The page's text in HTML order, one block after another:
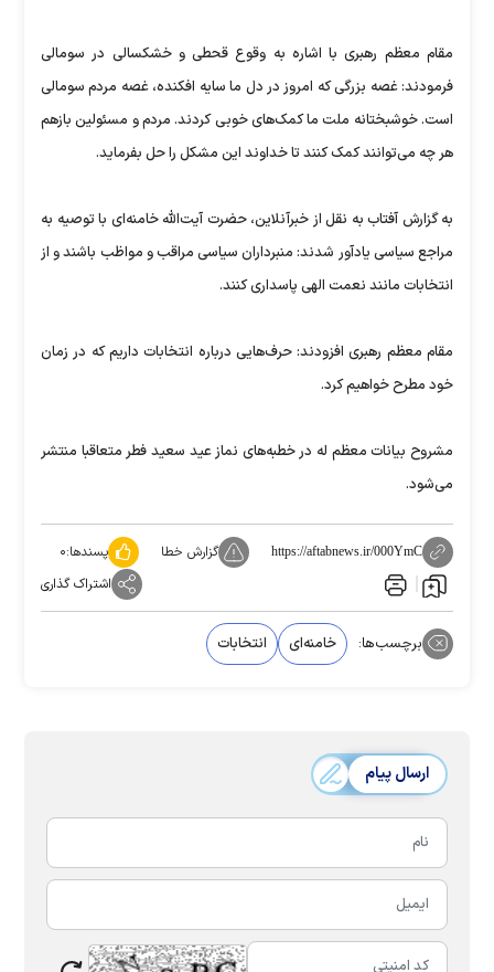
مقام معظم رهبری با اشاره به وقوع قحطی و خشکسالی در سومالی
فرمودند: غصه بزرگی که امروز در دل ما سایه افکنده، غصه مردم سومالی
است. خوشبختانه ملت ما کمک‌های خوبی کردند. مردم و مسئولین بازهم
هر چه می‌توانند کمک کنند تا خداوند این مشکل را حل بفرماید.
به گزارش آفتاب به نقل از خبرآنلاین، حضرت آیت‌الله خامنه‌ای با توصیه به
مراجع سیاسی یادآور شدند: منبرداران سیاسی مراقب و مواظب باشند و از
انتخابات مانند نعمت الهی پاسداری کنند.
مقام معظم رهبری افزودند: حرف‌هایی درباره انتخابات داریم که در زمان
خود مطرح خواهیم کرد.
مشروح بیانات معظم له در خطبه‌های نماز عید سعید فطر متعاقبا منتشر
می‌شود.
https://aftabnews.ir/000YmC گزارش خطا پسندها:۰
اشتراک گذاری
برچسب‌ها: خامنه‌ای انتخابات
ارسال پیام